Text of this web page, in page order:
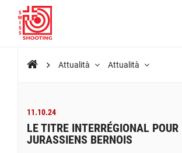
Attualità Attualità
11.10.24
LE TITRE INTERRÉGIONAL POUR
JURASSIENS BERNOIS